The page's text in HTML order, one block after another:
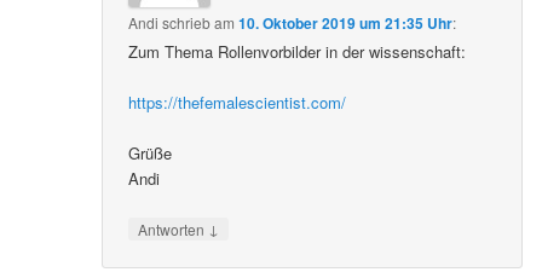
Andi schriebam10. Oktober 2019 um 21:35 Uhr:
Zum Thema Rollenvorbilder in der wissenschaft:
https://thefemalescientist.com/
Grüße
Andi
Antworten ↓